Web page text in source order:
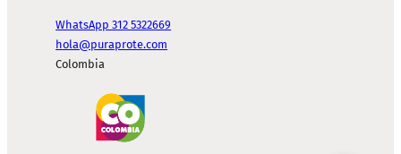
WhatsApp 312 5322669
hola@puraprote.com
Colombia